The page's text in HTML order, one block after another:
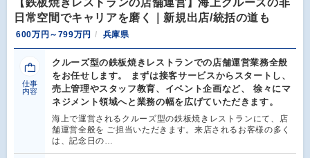
【鉄板焼きレストランの店舗運営】海上クルーズの非
日常空間でキャリアを磨く｜新規出店/統括の道も
600万円～799万円 兵庫県
仕事
内容
クルーズ型の鉄板焼きレストランでの店舗運営業務全般
をお任せします。 まずは接客サービスからスタートし、
売上管理やスタッフ教育、イベント企画など、 徐々にマ
ネジメント領域へと業務の幅を広げていただきます。
海上で運営されるクルーズ型の鉄板焼きレストランにて、店
舗運営全般を ご担当いただきます。来店されるお客様の多く
は、記念日の…